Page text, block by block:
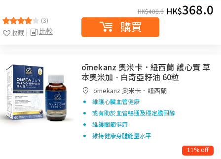
(3)
比較
收藏
HK$408.0 HK$368.0
購買
ōmekanz 奧米卡．紐西蘭 護心寶 草
本奧米加 - 白奇亞籽油 60粒
ōmekanz 奧米卡．紐西蘭
維護心臟血管健康
或有助於血管暢通及穩定膽固醇
維護關節健康
維持健康身體能量水平
11% off